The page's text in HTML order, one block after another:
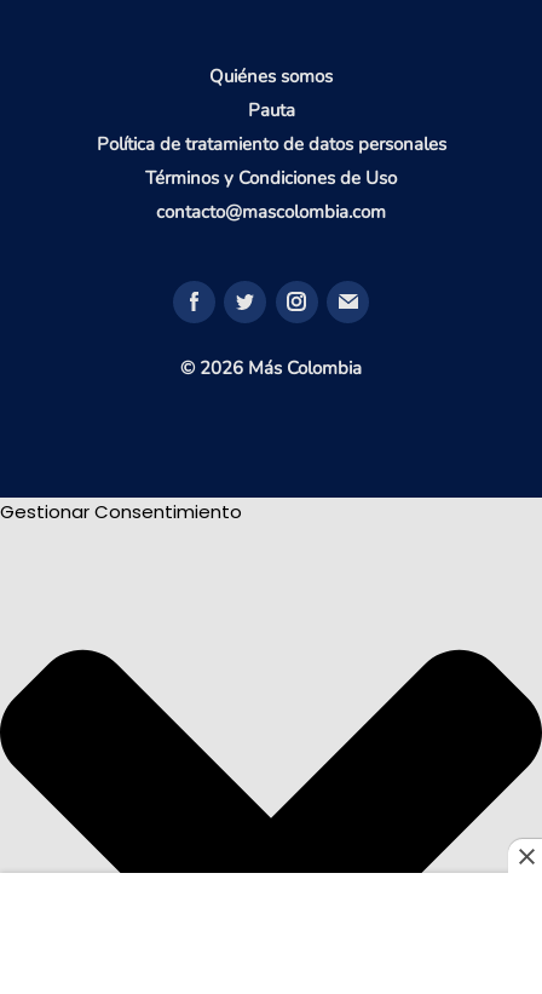
Quiénes somos
Pauta
Política de tratamiento de datos personales
Términos y Condiciones de Uso
contacto@mascolombia.com
© 2026 Más Colombia
Gestionar Consentimiento